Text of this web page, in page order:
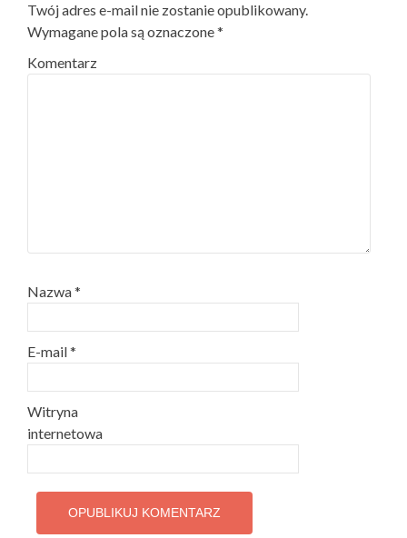
Twój adres e-mail nie zostanie opublikowany.
Wymagane pola są oznaczone*
Komentarz
Nazwa*
E-mail*
Witryna
internetowa